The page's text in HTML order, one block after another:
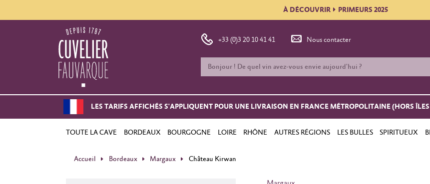
À DÉCOUVRIR PRIMEURS 2025
+33 (0)3 20 10 41 41 Nous contacter
LES TARIFS AFFICHÉS S'APPLIQUENT POUR UNE LIVRAISON EN FRANCE MÉTROPOLITAINE (HORS
TOUTE LA CAVE BORDEAUX BOURGOGNE LOIRE RHÔNE AUTRES RÉGIONS LES BULLES SPIRITUEUX
Accueil Bordeaux Margaux Château Kirwan